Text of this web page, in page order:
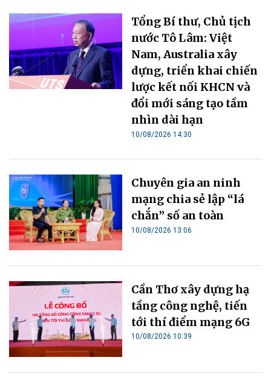
Tổng Bí thư, Chủ tịch
nước Tô Lâm: Việt
Nam, Australia xây
dựng, triển khai chiến
lược kết nối KHCN và
đổi mới sáng tạo tầm
nhìn dài hạn
10/08/2026 14:30
Chuyên gia an ninh
mạng chia sẻ lập “lá
chắn” số an toàn
10/08/2026 13:06
Cần Thơ xây dựng hạ
tầng công nghệ, tiến
tới thí điểm mạng 6G
10/08/2026 10:39